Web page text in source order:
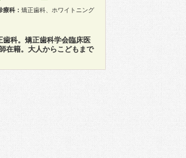
療科： 矯正歯科、ホワイトニング
歯科。矯正歯科学会臨床医
在籍。大人からこどもまで